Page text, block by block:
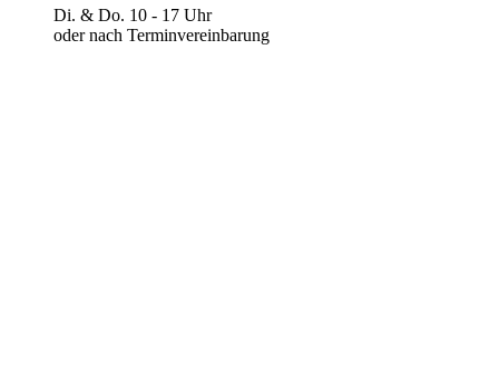
Di. & Do. 10 - 17 Uhr
oder nach Terminvereinbarung